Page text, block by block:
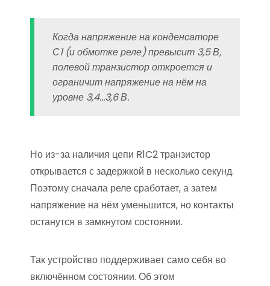
Когда напряжение на конденсаторе
С1 (и обмотке реле) превысит 3,5 В,
полевой транзистор откроется и
ограничит напряжение на нём на
уровне 3,4…3,6 В.
Но из-за наличия цепи R1C2 транзистор
открывается с задержкой в несколько секунд.
Поэтому сначала реле сработает, а затем
напряжение на нём уменьшится, но контакты
останутся в замкнутом состоянии.
Так устройство поддерживает само себя во
включённом состоянии. Об этом